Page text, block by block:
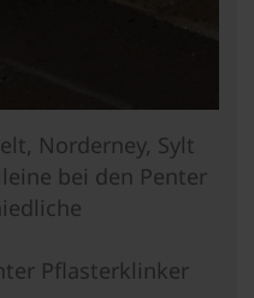
Norderney, Sylt
bei den Penter
Pflasterklinker